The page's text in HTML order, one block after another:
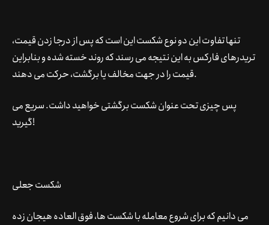
تنها تفاوت این دو نوع شکست این است که پس از درجا زدن قیمت،
تریدرهای فارکس به این نتیجه می رسند که روند خسته شده و بنابراین
قیمت را در جهت مخالف یا برگشت، حرکت می دهند.
پس چیزی تحت عنوان شکست برگشتی خواهید داشت. سریع می
گیرید!
شکست جعلی
می دانیم که برای شروع معامله با شکست ها، فوق العاده هیجان زده